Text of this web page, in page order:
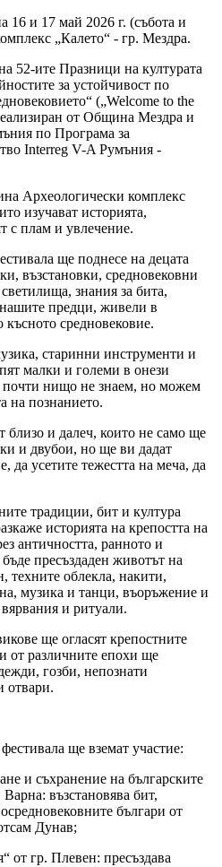
16 и 17 май 2026 г. (събота и
„Калето“ - гр. Мездра.
52-ите Празници на културата
за устойчивост по
(„Welcome to the
от Община Мездра и
по Програма за
Interreg V-A Румъния -
Археологически комплекс
изучават историята,
с плам и увлечение.
ще поднесе на децата
възстановки, средновековни
знания за бита,
предци, живели в
късното средновековие.
старинни инструменти и
малки и големи в онези
почти нищо не знаем, но можем
на познанието.
близо и далеч, които не само ще
и двубои, но ще ви дадат
да усетите тежестта на меча, да
традиции, бит и култура
историята на крепостта на
античността, ранното и
пресъздаден животът на
облекла, накити,
музика и танци, въоръжение и
и ритуали.
ще огласят крепостните
от различните епохи ще
гозби, непознати
отвари.
ще вземат участие:
и съхранение на българските
възстановява бит,
българи от
Дунав;
от гр. Плевен: пресъздава